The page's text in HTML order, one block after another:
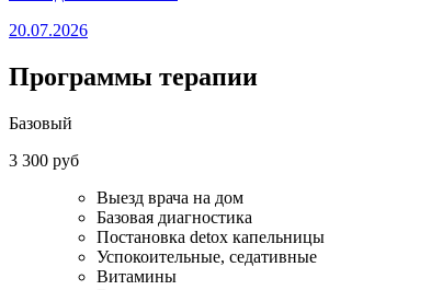
20.07.2026
Программы терапии
Базовый
3 300 руб
Выезд врача на дом
Базовая диагностика
Постановка detox капельницы
Успокоительные, седативные
Витамины